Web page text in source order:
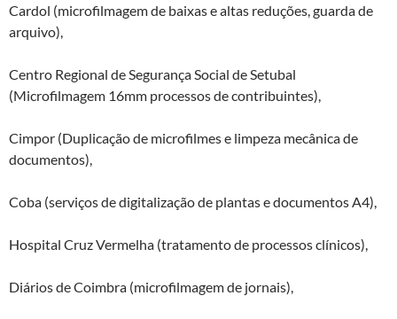
Cardol (microfilmagem de baixas e altas reduções, guarda de
arquivo),
Centro Regional de Segurança Social de Setubal
(Microfilmagem 16mm processos de contribuintes),
Cimpor (Duplicação de microfilmes e limpeza mecânica de
documentos),
Coba (serviços de digitalização de plantas e documentos A4),
Hospital Cruz Vermelha (tratamento de processos clínicos),
Diários de Coimbra (microfilmagem de jornais),